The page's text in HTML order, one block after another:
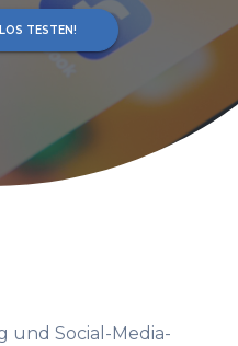
TESTEN!
und Social-Media-